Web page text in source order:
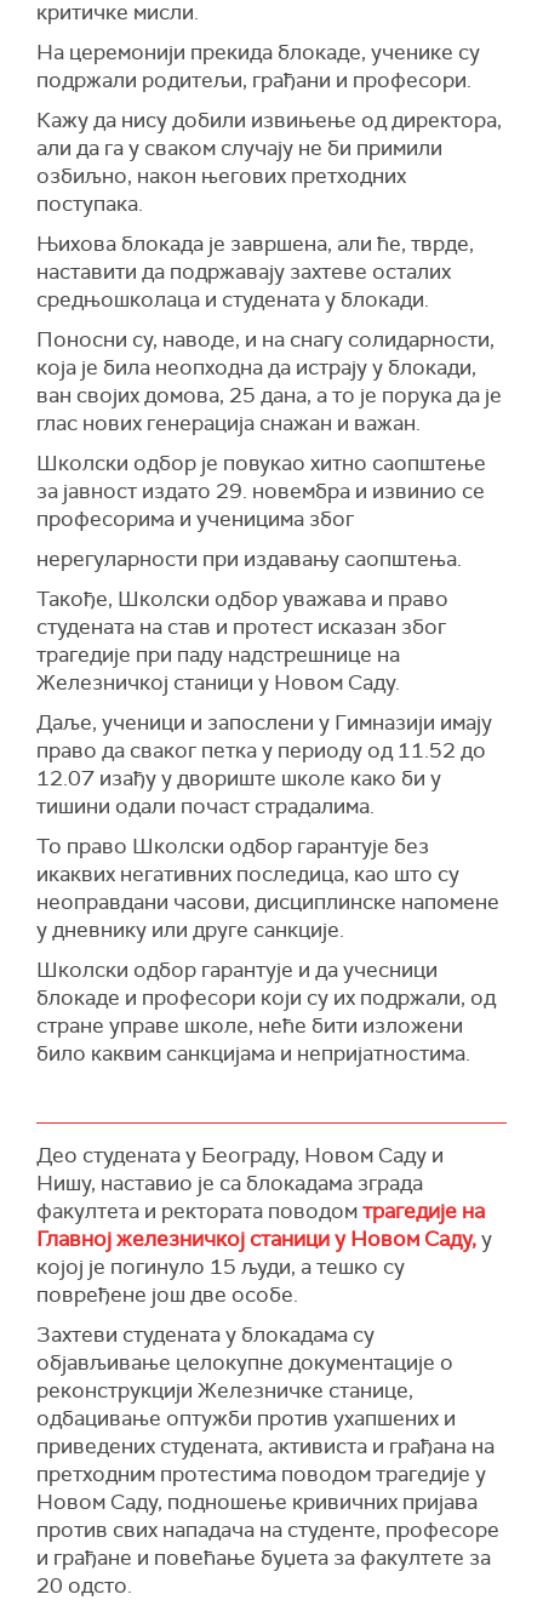
критичке мисли.
На церемонији прекида блокаде, ученике су
подржали родитељи, грађани и професори.
Кажу да нису добили извињење од директора,
али да га у сваком случају не би примили
озбиљно, након његових претходних
поступака.
Њихова блокада је завршена, али ће, тврде,
наставити да подржавају захтеве осталих
средњошколаца и студената у блокади.
Поносни су, наводе, и на снагу солидарности,
која је била неопходна да истрају у блокади,
ван својих домова, 25 дана, а то је порука да је
глас нових генерација снажан и важан.
Школски одбор је повукао хитно саопштење
за јавност издато 29. новембра и извинио се
професорима и ученицима због
нерегуларности при издавању саопштења.
Такође, Школски одбор уважава и право
студената на став и протест исказан због
трагедије при паду надстрешнице на
Железничкој станици у Новом Саду.
Даље, ученици и запослени у Гимназији имају
право да сваког петка у периоду од 11.52 до
12.07 изађу у двориште школе како би у
тишини одали почаст страдалима.
То право Школски одбор гарантује без
икаквих негативних последица, као што су
неоправдани часови, дисциплинске напомене
у дневнику или друге санкције.
Школски одбор гарантује и да учесници
блокаде и професори који су их подржали, од
стране управе школе, неће бити изложени
било каквим санкцијама и непријатностима.
Део студената у Београду, Новом Саду и
Нишу, наставио је са блокадама зграда
факултета и ректората поводомтрагедије на
Главној железничкој станици у Новом Саду,у
којој је погинуло 15 људи, а тешко су
повређене још две особе.
Захтеви студената у блокадама су
објављивање целокупне документације о
реконструкцији Железничке станице,
одбацивање оптужби против ухапшених и
приведених студената, активиста и грађана на
претходним протестима поводом трагедије у
Новом Саду, подношење кривичних пријава
против свих нападача на студенте, професоре
и грађане и повећање буџета за факултете за
20 одсто.